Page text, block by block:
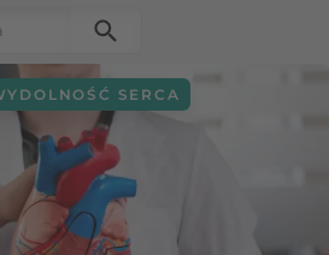
SERCA